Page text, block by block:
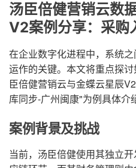
汤臣倍健营销云数
V2案例分享：采购
在企业数字化进程中，系统
运作的关键。本文将重点探
臣倍健营销云与金蝶云星辰
库同步-广州闽康"为例具体介
案例背景及挑战
当前，汤臣倍健使用其独立